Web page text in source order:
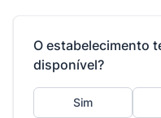
O estabelecimento
disponível?
Sim